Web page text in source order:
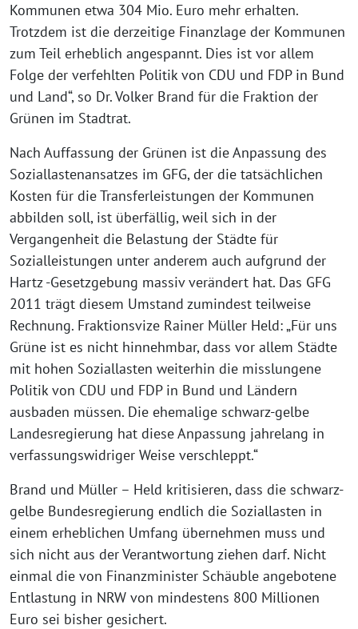
Kommunen etwa 304 Mio. Euro mehr erhalten.
Trotzdem ist die derzeitige Finanzlage der Kommunen
zum Teil erheblich angespannt. Dies ist vor allem
Folge der verfehlten Politik von CDU und FDP in Bund
und Land“, so Dr. Volker Brand für die Fraktion der
Grünen im Stadtrat.
Nach Auffassung der Grünen ist die Anpassung des
Soziallastenansatzes im GFG, der die tatsächlichen
Kosten für die Transferleistungen der Kommunen
abbilden soll, ist überfällig, weil sich in der
Vergangenheit die Belastung der Städte für
Sozialleistungen unter anderem auch aufgrund der
Hartz -Gesetzgebung massiv verändert hat. Das GFG
2011 trägt diesem Umstand zumindest teilweise
Rechnung. Fraktionsvize Rainer Müller Held: „Für uns
Grüne ist es nicht hinnehmbar, dass vor allem Städte
mit hohen Soziallasten weiterhin die misslungene
Politik von CDU und FDP in Bund und Ländern
ausbaden müssen. Die ehemalige schwarz-gelbe
Landesregierung hat diese Anpassung jahrelang in
verfassungswidriger Weise verschleppt.“
Brand und Müller – Held kritisieren, dass die schwarz-
gelbe Bundesregierung endlich die Soziallasten in
einem erheblichen Umfang übernehmen muss und
sich nicht aus der Verantwortung ziehen darf. Nicht
einmal die von Finanzminister Schäuble angebotene
Entlastung in NRW von mindestens 800 Millionen
Euro sei bisher gesichert.